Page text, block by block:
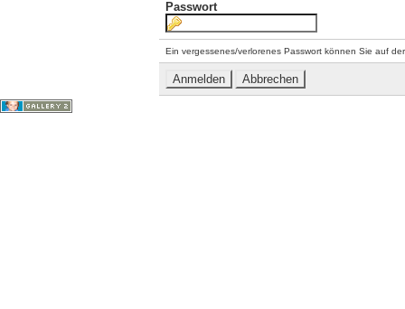
Passwort
Ein vergessenes/verlorenes Passwort können Sie auf